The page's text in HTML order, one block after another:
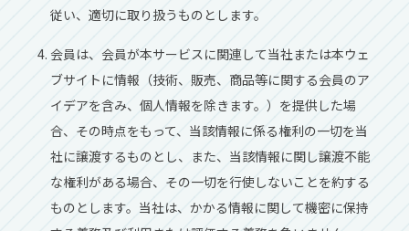
従い、適切に取り扱うものとします。
会員は、会員が本サービスに関連して当社または本ウェ
ブサイトに情報（技術、販売、商品等に関する会員のア
イデアを含み、個⼈情報を除きます。）を提供した場
合、その時点をもって、当該情報に係る権利の⼀切を当
社に譲渡するものとし、また、当該情報に関し譲渡不能
な権利がある場合、その⼀切を⾏使しないことを約する
ものとします。当社は、かかる情報に関して機密に保持